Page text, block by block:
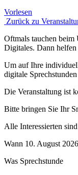
Vorlesen
Zurück zu
Oftmals tauchen beim
Digitales. Dann
Um auf Ihre
digitale Sprechstunden
Die Veranstaltung ist
Bitte bringen Sie Ihr
Alle Interessierten
Wann 10. August
Was Sprechstunde